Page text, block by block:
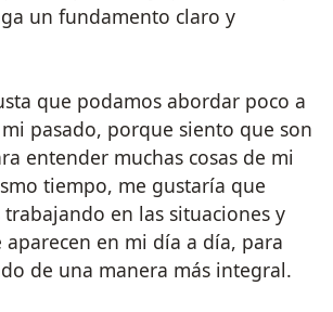
un fundamento claro y
que podamos abordar poco a
pasado, porque siento que son
entender muchas cosas de mi
tiempo, me gustaría que
en las situaciones y
aparecen en mi día a día, para
de una manera más integral.